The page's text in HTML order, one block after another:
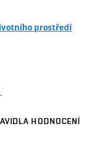
prostředí
HODNOCENÍ